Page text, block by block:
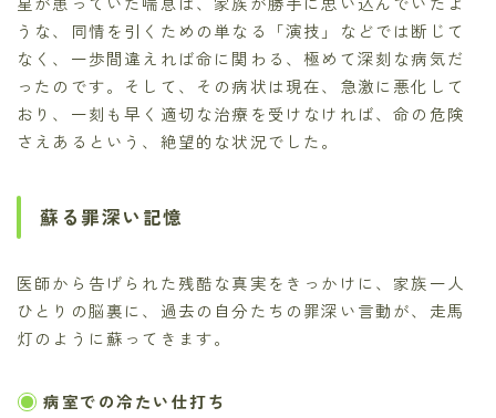
うな、同情を引くための単なる「演技」などでは断じて
なく、一歩間違えれば命に関わる、極めて深刻な病気だ
ったのです。そして、その病状は現在、急激に悪化して
おり、一刻も早く適切な治療を受けなければ、命の危険
さえあるという、絶望的な状況でした。
蘇る罪深い記憶
医師から告げられた残酷な真実をきっかけに、家族一人
ひとりの脳裏に、過去の自分たちの罪深い言動が、走馬
灯のように蘇ってきます。
病室での冷たい仕打ち